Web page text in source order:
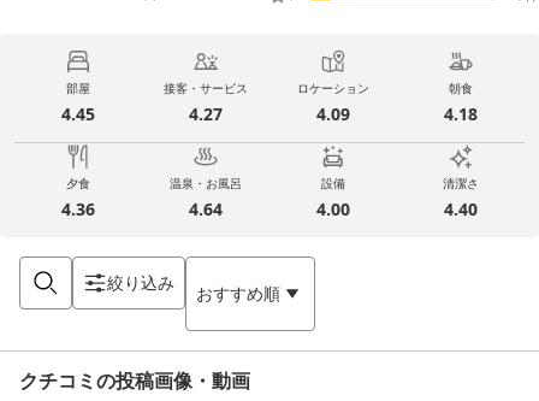
部屋
4.45
接客・サービス
4.27
ロケーション
4.09
朝食
4.18
夕食
4.36
温泉・お風呂
4.64
設備
4.00
清潔さ
4.40
絞り込み おすすめ順
クチコミの投稿画像・動画